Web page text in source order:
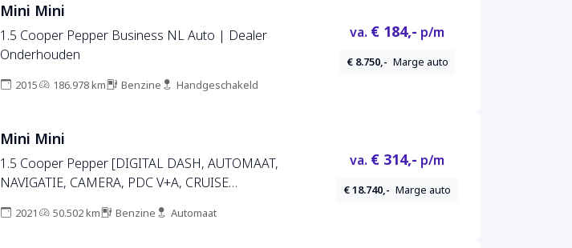
Mini Mini
1.5 Cooper Pepper Business NL Auto | Dealer
Onderhouden
2015 186.978 km Benzine Handgeschakeld
va. € 184,- p/m
€ 8.750,- Marge auto
Mini Mini
1.5 Cooper Pepper [DIGITAL DASH, AUTOMAAT,
NAVIGATIE, CAMERA, PDC V+A, CRUISE
BLUETOOTH, SPORTSTUUR, BOORDCOMPUTER,
2021 50.502 km Benzine Automaat
va. € 314,- p/m
€ 18.740,- Marge auto